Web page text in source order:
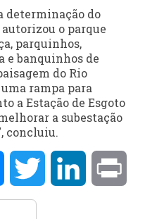
determinação do
o parque
parquinhos,
e banquinhos de
do Rio
rampa para
a Estação de Esgoto
a subestação
concluiu.
MessengerTwitter LinkedIn